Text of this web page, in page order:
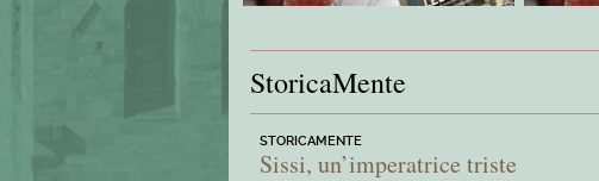
StoricaMente
STORICAMENTE
Sissi, un’imperatrice triste